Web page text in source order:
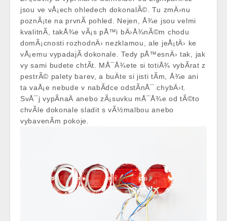
jsou ve vÅ¡ech ohledech dokonalÃ©. Tu zmÄ›nu
poznÃ¡te na prvnÃ­ pohled. Nejen, Å¾e jsou velmi
kvalitnÃ­, takÅ¾e vÃ¡s pÅ™i bÄ›Å¾nÃ©m chodu
domÃ¡cnosti rozhodnÄ› nezklamou, ale jeÅ¡tÄ› ke
vÅ¡emu vypadajÃ­ dokonale. Tedy pÅ™esnÄ› tak, jak
vy sami budete chtÃ­t. MÅ¯Å¾ete si totiÅ¾ vybÃ­rat z
pestrÃ© palety barev, a buÄte si jisti tÃ­m, Å¾e ani
ta vaÅ¡e nebude v nabÃ­dce odstÃ­nÅ¯ chybÄ›t.
SvÅ¯j vypÃ­naÄ anebo zÃ¡suvku mÅ¯Å¾e od tÃ©to
chvÃ­le dokonale sladit s vÃ½malbou anebo
vybavenÃ­m pokoje.